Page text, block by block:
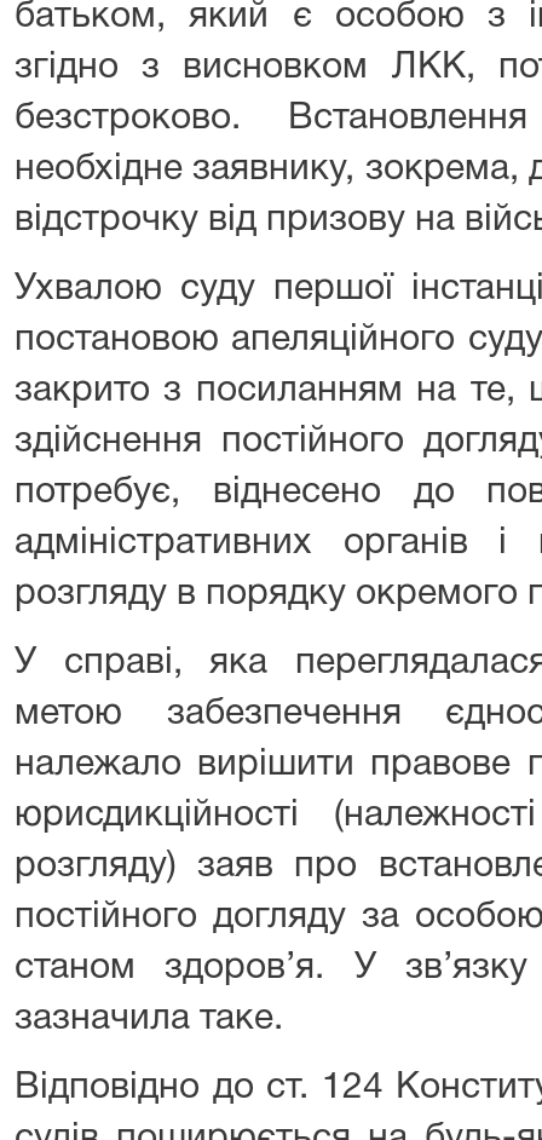
батьком, який є особою з
згідно з висновком ЛКК,
безстроково.
необхідне заявнику,
відстрочку від призову на
Ухвалою суду першої
постановою апеляційного
закрито з посиланням на те,
здійснення постійного
потребує, віднесено до
адміністративних органів
розгляду в порядку окремого
У справі, яка
метою забезпечення
належало вирішити правове
юрисдикційності
розгляду) заяв про
постійного догляду за
станом здоров’я. У
зазначила таке.
Відповідно до ст. 124